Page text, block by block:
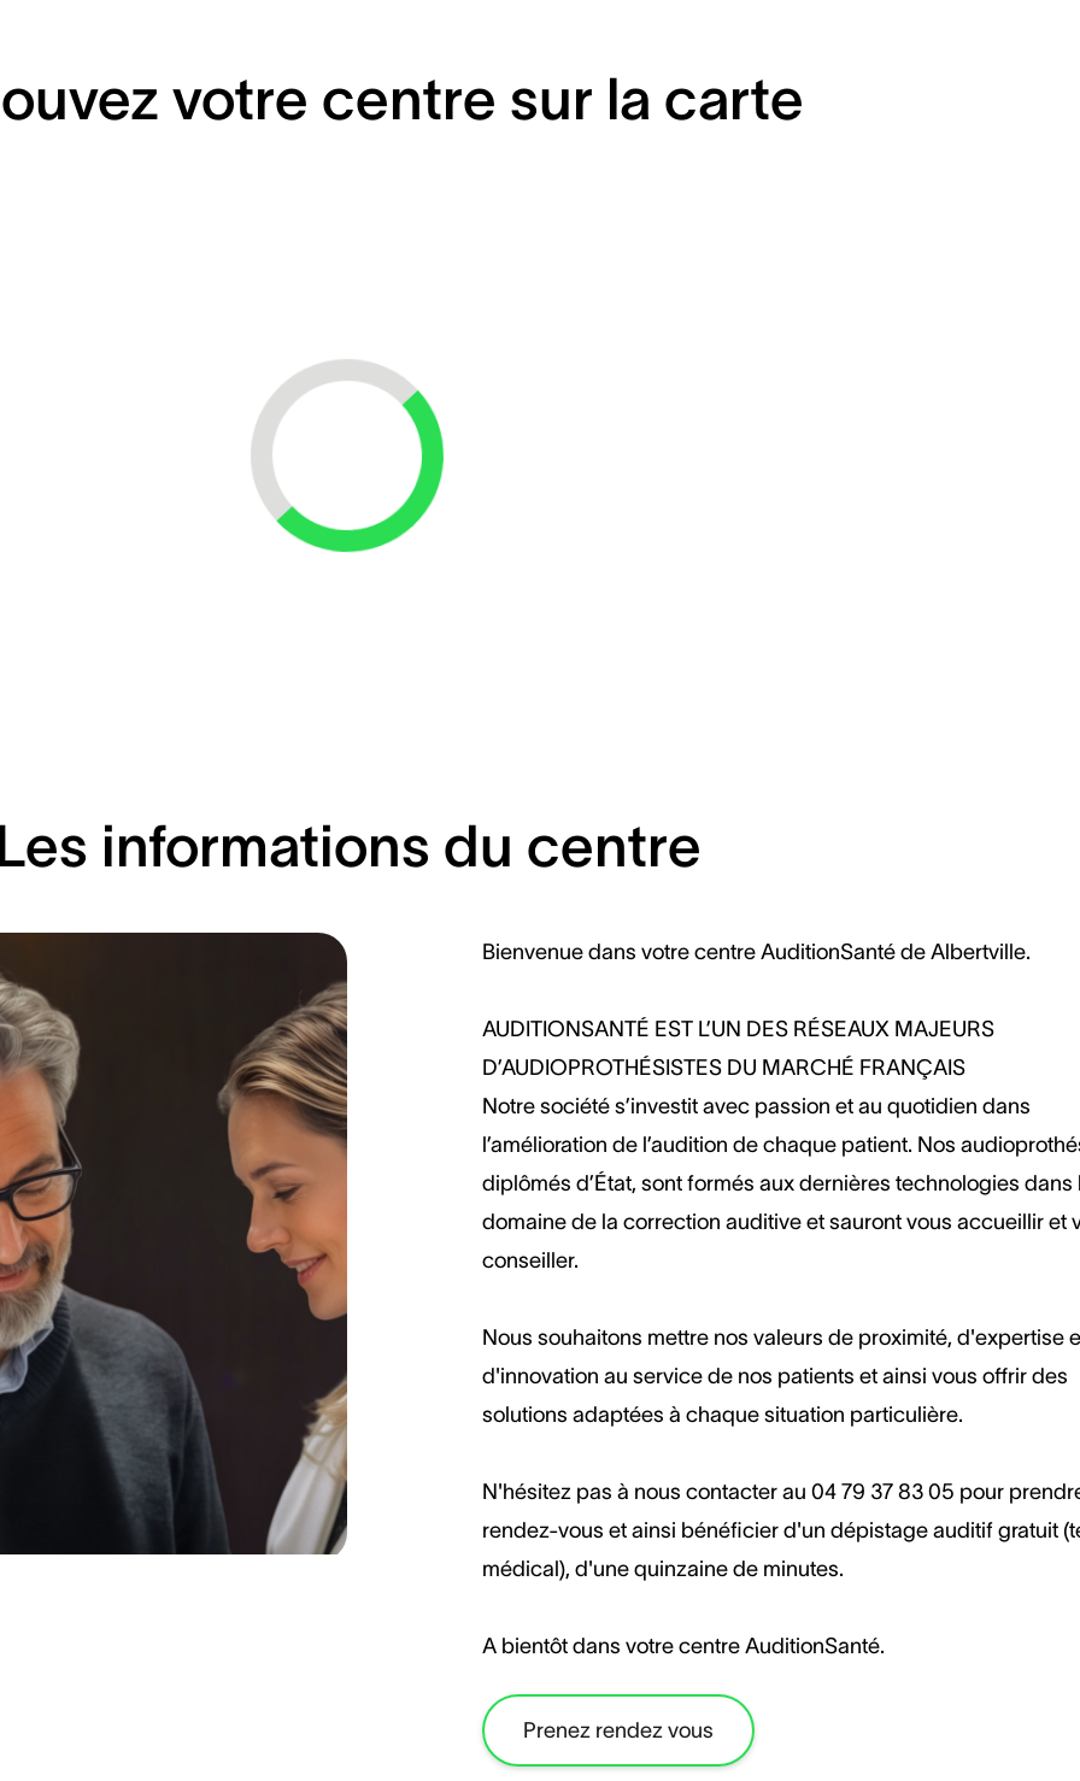
votre centre sur la carte
Loading...
informations du centre
Bienvenue dans votre centre AuditionSanté de Albertville.
AUDITIONSANTÉ EST L’UN DES RÉSEAUX MAJEURS
D’AUDIOPROTHÉSISTES DU MARCHÉ FRANÇAIS
Notre société s’investit avec passion et au quotidien dans
l’amélioration de l’audition de chaque patient. Nos
diplômés d’État, sont formés aux dernières technologies dans
domaine de la correction auditive et sauront vous accueillir et
conseiller.
Nous souhaitons mettre nos valeurs de proximité, d'expertise
d'innovation au service de nos patients et ainsi vous offrir des
solutions adaptées à chaque situation particulière.
N'hésitez pas à nous contacter au 04 79 37 83 05 pour
rendez-vous et ainsi bénéficier d'un dépistage auditif gratuit
médical), d'une quinzaine de minutes.
A bientôt dans votre centre AuditionSanté.
Prenez rendez vous